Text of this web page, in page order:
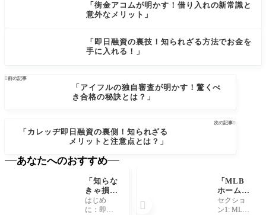
「街金アコムが明かす！借り入れの新常識と
意外なメリット」
「即日融資の裏技！知られざる方法でお金を
手に入れる！」
前の記事
「アイフルの独自審査が明かす！驚くべ
き合格の秘訣とは？」
次の記事
「カレッヂ即日融資の裏側！知られざる
メリットと注意点とは？」
あなたへのおすすめ
「知らな
きゃ損！
即日融
資・総量
はじめ
に：即日
「MLB
ホームラ
ンの裏
側：意外
セクショ
ン1: MLB
